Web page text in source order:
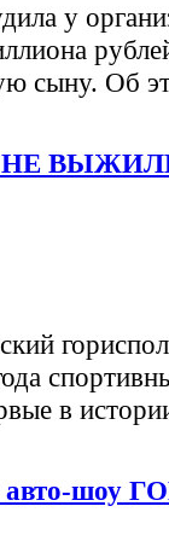
у
сыну. Об
в
авто-шоу